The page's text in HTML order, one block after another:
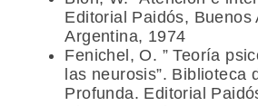
Editorial Paidós, Buenos
Argentina, 1974
Fenichel, O. ” Teoría
las neurosis”. Biblioteca
Profunda. Editorial